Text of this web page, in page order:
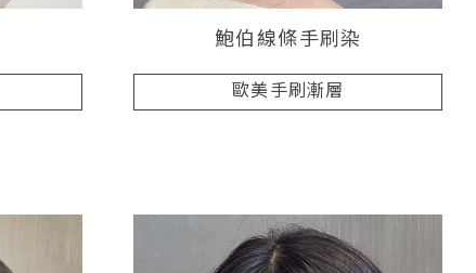
鮑伯線條手刷染
歐美手刷漸層